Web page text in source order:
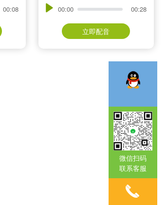
00:08 00:00 00:28
立即配音
微信扫码
联系客服